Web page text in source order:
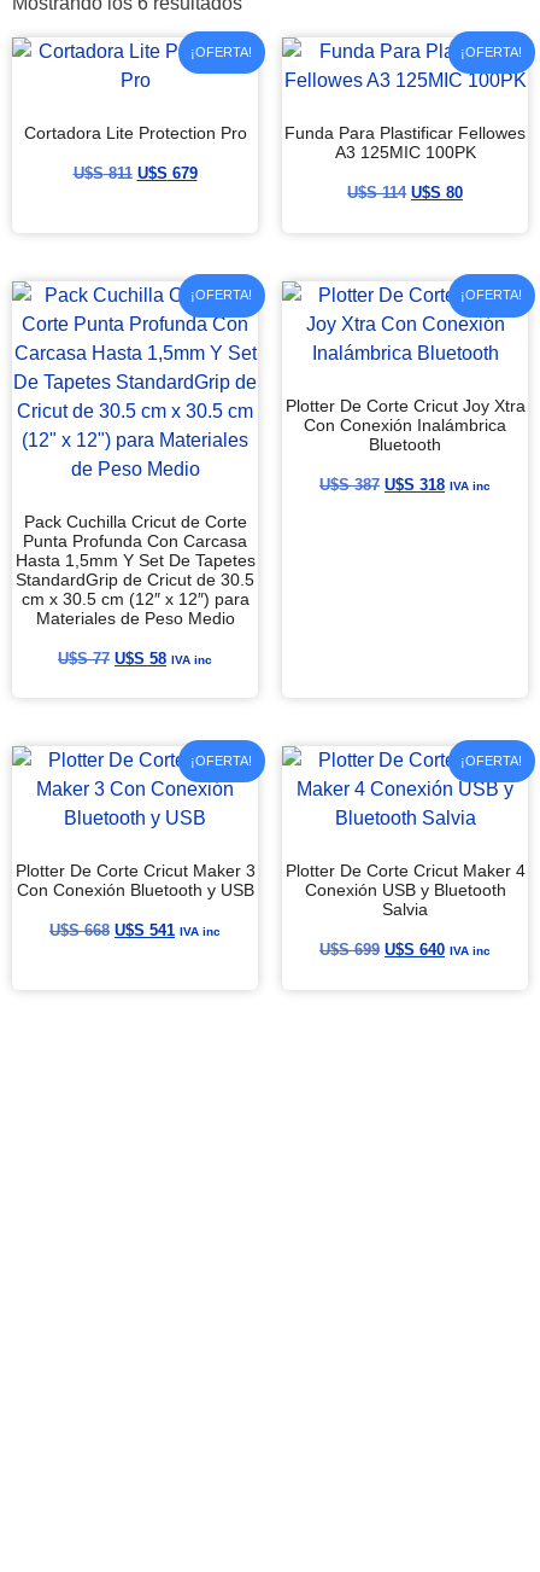
¡OFERTA!
Cortadora Lite Protection Pro
U$S811 U$S 679
¡OFERTA!
Funda Para Plastificar Fellowes
A3 125MIC 100PK
U$S114 U$S 80
¡OFERTA!
Pack Cuchilla Cricut de Corte
Punta Profunda Con Carcasa
Hasta 1,5mm Y Set De Tapetes
StandardGrip de Cricut de 30.5
cm x 30.5 cm (12″ x 12″) para
Materiales de Peso Medio
U$S77 U$S 58 IVA inc
¡OFERTA!
Plotter De Corte Cricut Joy Xtra
Con Conexión Inalámbrica
Bluetooth
U$S387 U$S 318 IVA inc
¡OFERTA!
Plotter De Corte Cricut Maker 3
Con Conexión Bluetooth y USB
U$S668 U$S 541 IVA inc
¡OFERTA!
Plotter De Corte Cricut Maker 4
Conexión USB y Bluetooth
Salvia
U$S699 U$S 640 IVA inc